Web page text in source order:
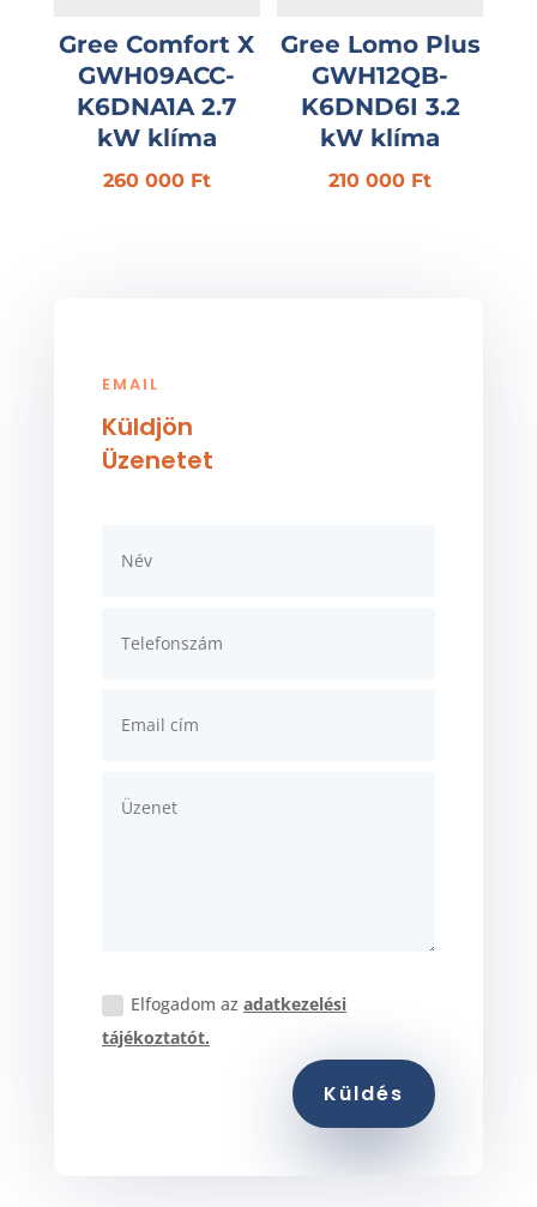
Gree Comfort X
GWH09ACC-
K6DNA1A 2.7
kW klíma
260 000 Ft
Gree Lomo Plus
GWH12QB-
K6DND6I 3.2
kW klíma
210 000 Ft
EMAIL
Küldjön
Üzenetet
Elfogadom azadatkezelési
tájékoztatót.
Küldés